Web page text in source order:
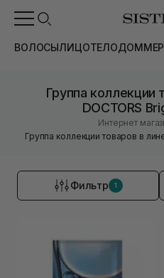
ВОЛОСЫЛИЦОТЕЛОДОМ
Группа коллекции
DOCTORS
Интернет
Группа коллекции товаров в
Фильтр 1